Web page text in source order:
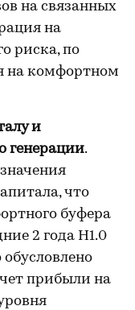
на связанных
на
риска, по
на комфортном
и
генерации.
что
буфера
2 года Н1.0
прибыли на